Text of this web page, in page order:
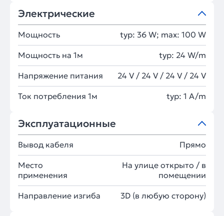
Электрические
Мощность typ: 36 W; max: 100 W
Мощность на 1м typ: 24 W/m
Напряжение питания 24 V / 24 V / 24 V / 24 V
Ток потребления 1м typ: 1 A/m
Эксплуатационные
Вывод кабеля Прямо
Место
применения
На улице открыто / в
помещении
Направление изгиба 3D (в любую сторону)